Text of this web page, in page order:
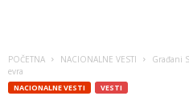
POČETNA NACIONALNE VESTI
Građani
evra
NACIONALNE VESTI VESTI